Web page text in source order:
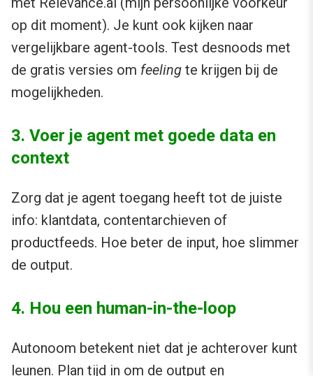
op dit moment). Je kunt ook kijken naar
vergelijkbare agent-tools. Test desnoods met
de gratis versies om feeling te krijgen bij de
mogelijkheden.
3. Voer je agent met goede data en
context
Zorg dat je agent toegang heeft tot de juiste
info: klantdata, contentarchieven of
productfeeds. Hoe beter de input, hoe slimmer
de output.
4. Hou een human-in-the-loop
Autonoom betekent niet dat je achterover kunt
leunen. Plan tijd in om de output en